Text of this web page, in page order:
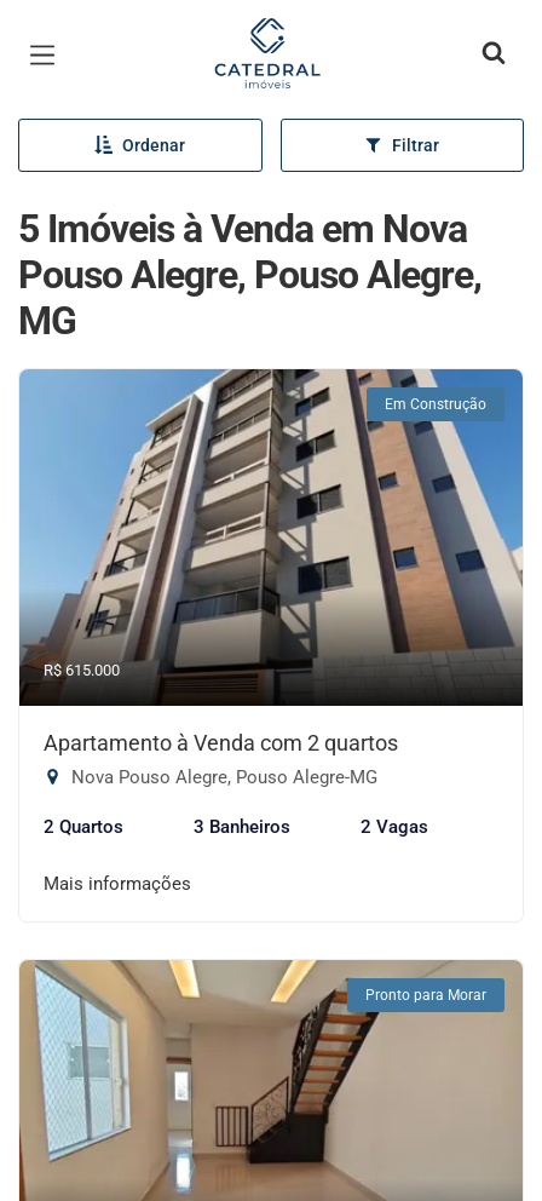
Página inicial
Ordenar Filtrar
5 Imóveis à Venda em Nova
Pouso Alegre, Pouso Alegre,
MG
Em Construção
R$ 615.000
Apartamento à Venda com 2 quartos
Nova Pouso Alegre, Pouso Alegre-MG
2 Quartos 3 Banheiros 2 Vagas
Mais informações
Pronto para Morar